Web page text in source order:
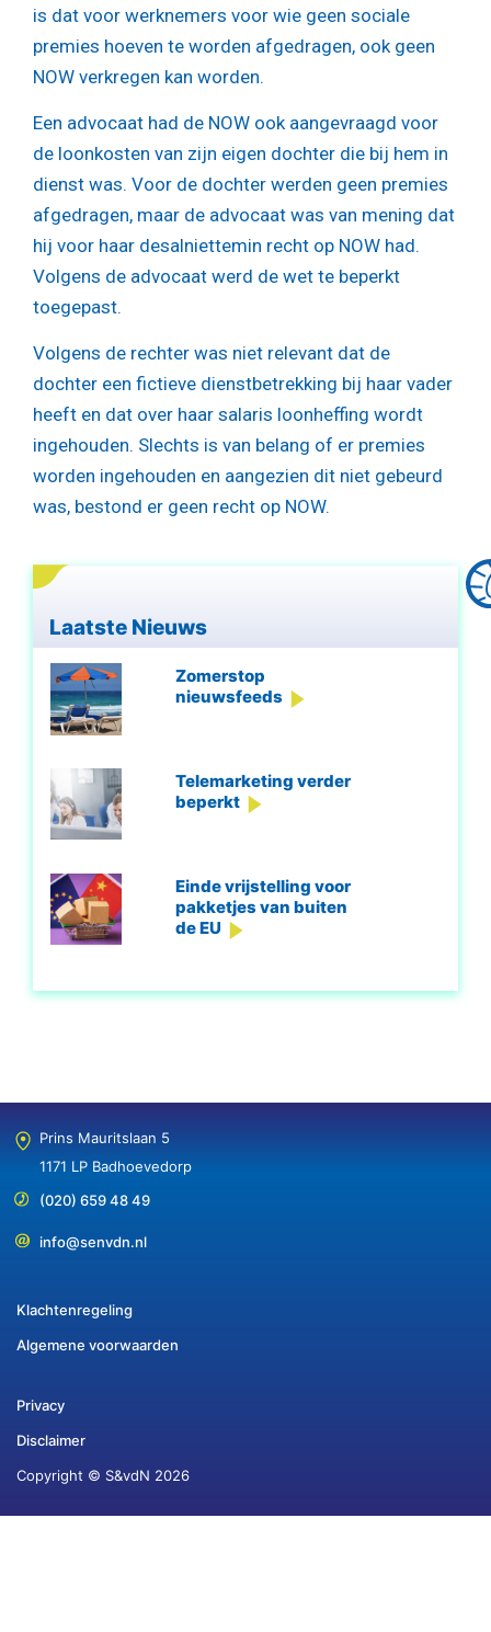
is dat voor werknemers voor wie geen sociale
premies hoeven te worden afgedragen, ook geen
NOW verkregen kan worden.
Een advocaat had de NOW ook aangevraagd voor
de loonkosten van zijn eigen dochter die bij hem in
dienst was. Voor de dochter werden geen premies
afgedragen, maar de advocaat was van mening dat
hij voor haar desalniettemin recht op NOW had.
Volgens de advocaat werd de wet te beperkt
toegepast.
Volgens de rechter was niet relevant dat de
dochter een fictieve dienstbetrekking bij haar vader
heeft en dat over haar salaris loonheffing wordt
ingehouden. Slechts is van belang of er premies
worden ingehouden en aangezien dit niet gebeurd
was, bestond er geen recht op NOW.
Laatste Nieuws
Zomerstop
nieuwsfeeds
Telemarketing verder
beperkt
Einde vrijstelling voor
pakketjes van buiten
de EU
Prins Mauritslaan 5
1171 LP Badhoevedorp
(020) 659 48 49
info@senvdn.nl
Klachtenregeling
Algemene voorwaarden
Privacy
Disclaimer
Copyright © S&vdN 2026